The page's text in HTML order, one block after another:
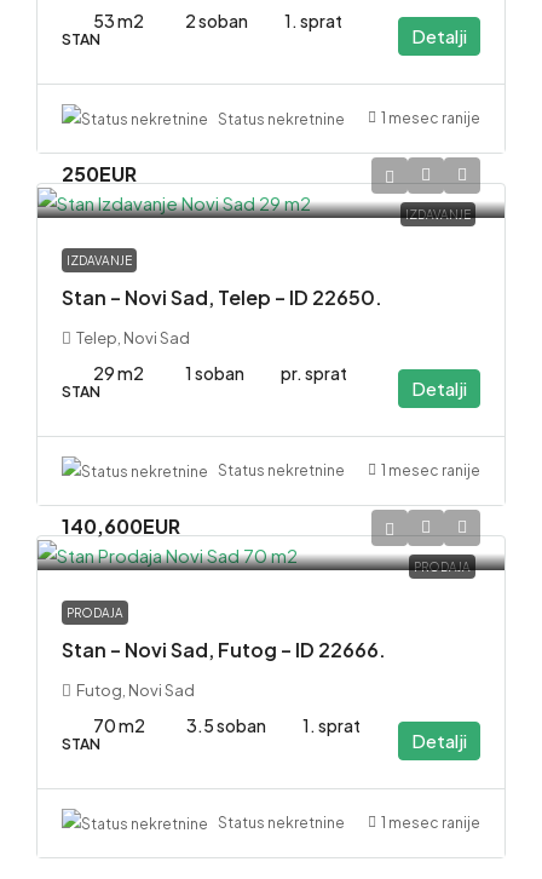
53 m2 2 soban 1. sprat
STAN Detalji
Status nekretnine 1 mesec ranije
IZDAVANJE
250EUR
IZDAVANJE
Stan – Novi Sad, Telep – ID 22650.
Telep, Novi Sad
29 m2 1 soban pr. sprat
STAN Detalji
Status nekretnine 1 mesec ranije
PRODAJA
140,600EUR
PRODAJA
Stan – Novi Sad, Futog – ID 22666.
Futog, Novi Sad
70 m2 3.5 soban 1. sprat
STAN Detalji
Status nekretnine 1 mesec ranije